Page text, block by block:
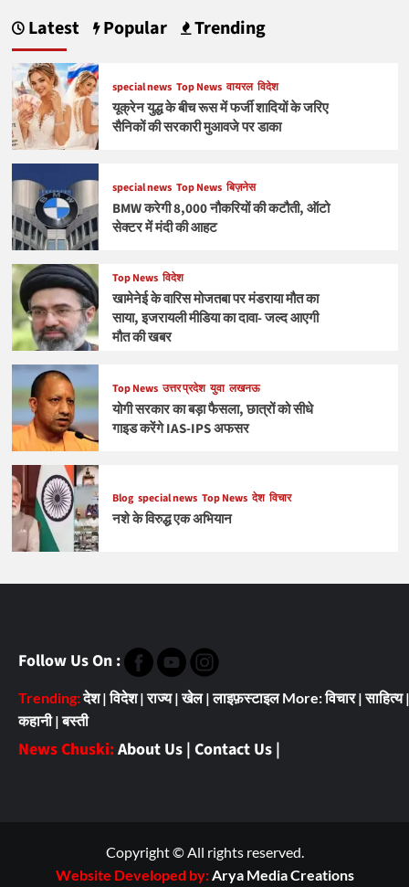
Latest Popular Trending
special news Top News वायरल विदेश
यूक्रेन युद्ध के बीच रूस में फर्जी शादियों के जरिए
सैनिकों की सरकारी मुआवजे पर डाका
special news Top News बिज़नेस
BMW करेगी 8,000 नौकरियों की कटौती, ऑटो
सेक्टर में मंदी की आहट
Top News विदेश
खामेनेई के वारिस मोजतबा पर मंडराया मौत का
साया, इजरायली मीडिया का दावा- जल्द आएगी
मौत की खबर
Top News उत्तर प्रदेश युवा लखनऊ
योगी सरकार का बड़ा फैसला, छात्रों को सीधे
गाइड करेंगे IAS-IPS अफसर
Blog special news Top News देश विचार
नशे के विरुद्ध एक अभियान
Follow Us On :
Trending:देश|विदेश|राज्य|खेल|लाइफ़स्टाइल More:विचार|साहित्य|
कहानी|बस्ती
News Chuski:About Us | Contact Us |
Copyright © All rights reserved.
Website Developed by:Arya Media Creations